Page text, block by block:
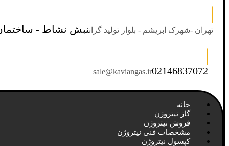
تهران -شهرک ابریشم - بلوار تولید گراننبش نشاط -
sale@kaviangas.ir02146837072
خانه
گاز نیتروژن
فروش نیتروژن
مشخصات فنی نیتروژن
کپسول نیتروژن